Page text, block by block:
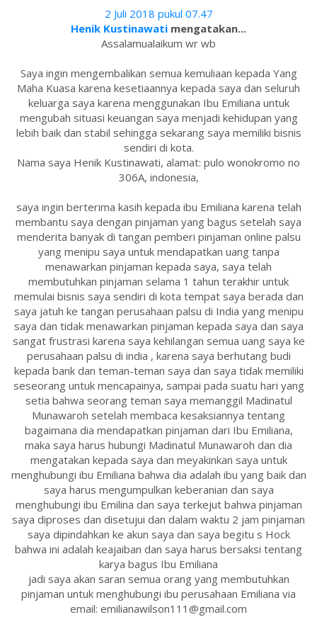
2 Juli 2018 pukul 07.47
Henik Kustinawati mengatakan...
Assalamualaikum wr wb
Saya ingin mengembalikan semua kemuliaan kepada Yang
Maha Kuasa karena kesetiaannya kepada saya dan seluruh
keluarga saya karena menggunakan Ibu Emiliana untuk
mengubah situasi keuangan saya menjadi kehidupan yang
lebih baik dan stabil sehingga sekarang saya memiliki bisnis
sendiri di kota.
Nama saya Henik Kustinawati, alamat: pulo wonokromo no
306A, indonesia,
saya ingin berterima kasih kepada ibu Emiliana karena telah
membantu saya dengan pinjaman yang bagus setelah saya
menderita banyak di tangan pemberi pinjaman online palsu
yang menipu saya untuk mendapatkan uang tanpa
menawarkan pinjaman kepada saya, saya telah
membutuhkan pinjaman selama 1 tahun terakhir untuk
memulai bisnis saya sendiri di kota tempat saya berada dan
saya jatuh ke tangan perusahaan palsu di India yang menipu
saya dan tidak menawarkan pinjaman kepada saya dan saya
sangat frustrasi karena saya kehilangan semua uang saya ke
perusahaan palsu di india , karena saya berhutang budi
kepada bank dan teman-teman saya dan saya tidak memiliki
seseorang untuk mencapainya, sampai pada suatu hari yang
setia bahwa seorang teman saya memanggil Madinatul
Munawaroh setelah membaca kesaksiannya tentang
bagaimana dia mendapatkan pinjaman dari Ibu Emiliana,
maka saya harus hubungi Madinatul Munawaroh dan dia
mengatakan kepada saya dan meyakinkan saya untuk
menghubungi ibu Emiliana bahwa dia adalah ibu yang baik dan
saya harus mengumpulkan keberanian dan saya
menghubungi ibu Emilina dan saya terkejut bahwa pinjaman
saya diproses dan disetujui dan dalam waktu 2 jam pinjaman
saya dipindahkan ke akun saya dan saya begitu s Hock
bahwa ini adalah keajaiban dan saya harus bersaksi tentang
karya bagus Ibu Emiliana
jadi saya akan saran semua orang yang membutuhkan
pinjaman untuk menghubungi ibu perusahaan Emiliana via
email: emilianawilson111@gmail.com